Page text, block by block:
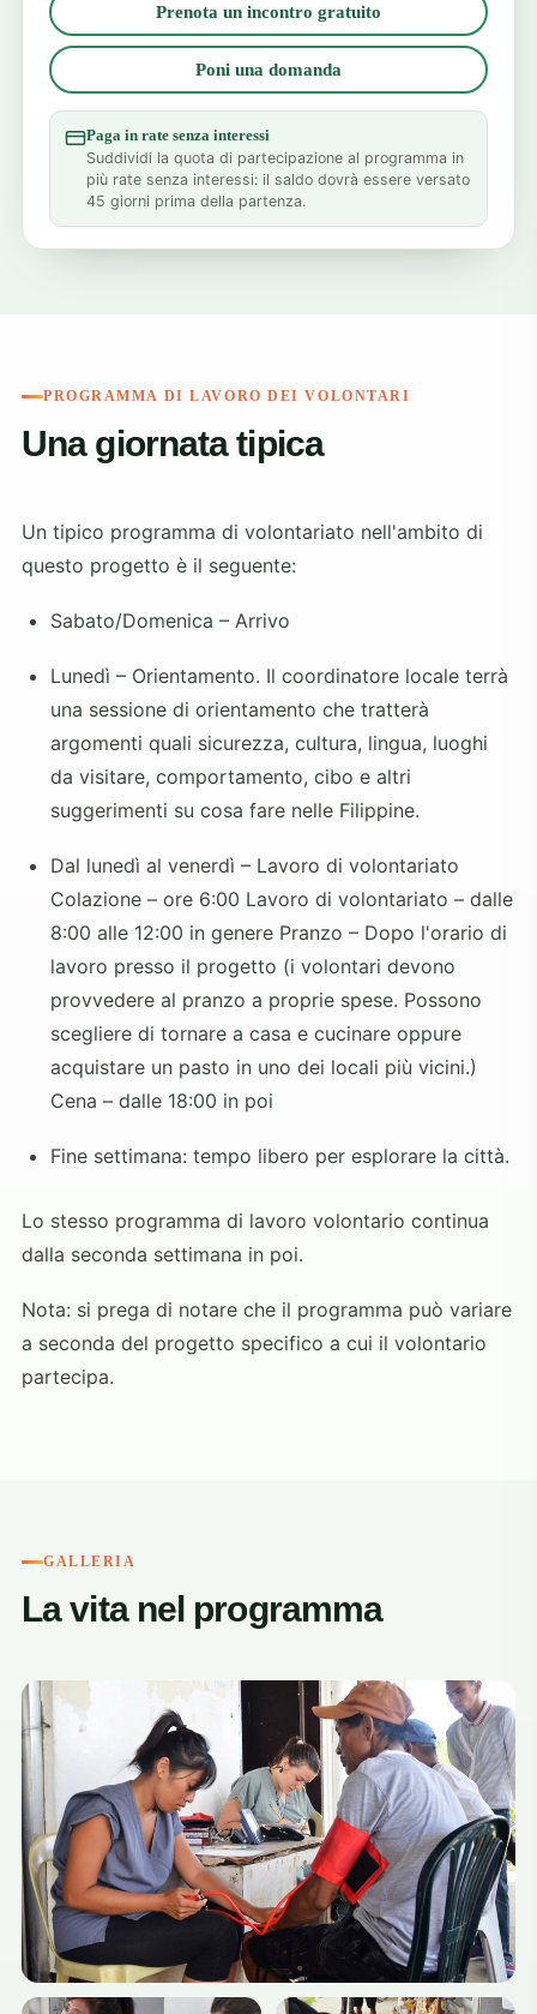
Prenota un incontro gratuito
Poni una domanda
Paga in rate senza interessi
Suddividi la quota di partecipazione al programma in
più rate senza interessi: il saldo dovrà essere versato
45 giorni prima della partenza.
PROGRAMMA DI LAVORO DEI VOLONTARI
Una giornata tipica
Un tipico programma di volontariato nell'ambito di
questo progetto è il seguente:
Sabato/Domenica – Arrivo
Lunedì – Orientamento. Il coordinatore locale terrà
una sessione di orientamento che tratterà
argomenti quali sicurezza, cultura, lingua, luoghi
da visitare, comportamento, cibo e altri
suggerimenti su cosa fare nelle Filippine.
Dal lunedì al venerdì – Lavoro di volontariato
Colazione – ore 6:00 Lavoro di volontariato – dalle
8:00 alle 12:00 in genere Pranzo – Dopo l'orario di
lavoro presso il progetto (i volontari devono
provvedere al pranzo a proprie spese. Possono
scegliere di tornare a casa e cucinare oppure
acquistare un pasto in uno dei locali più vicini.)
Cena – dalle 18:00 in poi
Fine settimana: tempo libero per esplorare la città.
Lo stesso programma di lavoro volontario continua
dalla seconda settimana in poi.
Nota: si prega di notare che il programma può variare
a seconda del progetto specifico a cui il volontario
partecipa.
GALLERIA
La vita nel programma